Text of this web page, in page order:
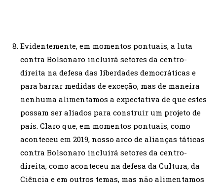
Evidentemente, em momentos pontuais, a luta
contra Bolsonaro incluirá setores da centro-
direita na defesa das liberdades democráticas e
para barrar medidas de exceção, mas de maneira
nenhuma alimentamos a expectativa de que estes
possam ser aliados para construir um projeto de
país. Claro que, em momentos pontuais, como
aconteceu em 2019, nosso arco de alianças táticas
contra Bolsonaro incluirá setores da centro-
direita, como aconteceu na defesa da Cultura, da
Ciência e em outros temas, mas não alimentamos